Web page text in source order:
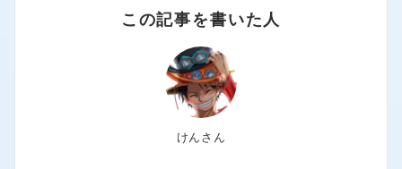
この記事を書いた人
けんさん